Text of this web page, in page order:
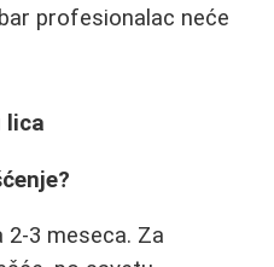
profesionalac neće
lica
2-3 meseca. Za